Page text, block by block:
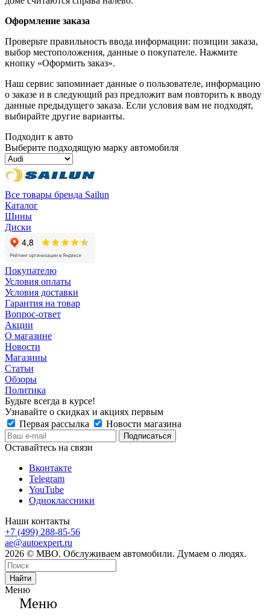
Оформление заказа
Проверьте правильность ввода информации: позиции заказа,
выбор местоположения, данные о покупателе. Нажмите
кнопку «Оформить заказ».
Наш сервис запоминает данные о пользователе, информацию
о заказе и в следующий раз предложит вам повторить к вводу
данные предыдущего заказа. Если условия вам не подходят,
выбирайте другие варианты.
Подходит к авто
Выберите подходящую марку автомобиля
Все товары бренда Sailun
Каталог
Шины
Диски
Покупателю
Условия оплаты
Условия доставки
Гарантия на товар
Вопрос-ответ
Акции
О магазине
Новости
Магазины
Статьи
Обзоры
Политика
Будьте всегда в курсе!
Узнавайте о скидках и акциях первым
Первая рассылка
Новости магазина
Оставайтесь на связи
Вконтакте
Telegram
YouTube
Одноклассники
Наши контакты
+7 (499) 288-85-56
ae@autoexpert.ru
2026 © МВО. Обслуживаем автомобили. Думаем о людях.
Найти
Меню
Меню